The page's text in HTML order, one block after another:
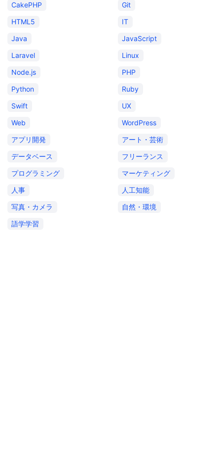
CakePHP
Git
HTML5
IT
Java
JavaScript
Laravel
Linux
Node.js
PHP
Python
Ruby
Swift
UX
Web
WordPress
アプリ開発
アート・芸術
データベース
フリーランス
プログラミング
マーケティング
人事
人工知能
写真・カメラ
自然・環境
語学学習